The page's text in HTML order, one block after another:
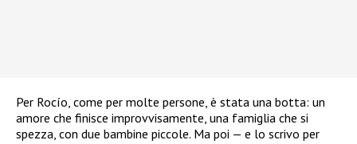
Per Rocío, come per molte persone, è stata una botta: un
amore che finisce improvvisamente, una famiglia che si
spezza, con due bambine piccole. Ma poi — e lo scrivo per